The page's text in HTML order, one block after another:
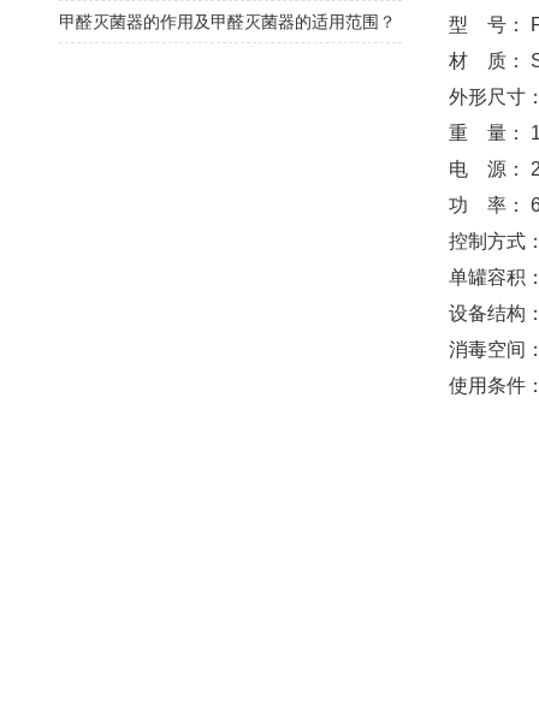
型 号：
材 质：
外形尺寸
重 量：
电 源：
功 率：
控制方式
单罐容积
设备结构
消毒空间
使用条件
甲醛灭菌器的作用及甲醛灭菌器的适用范围？